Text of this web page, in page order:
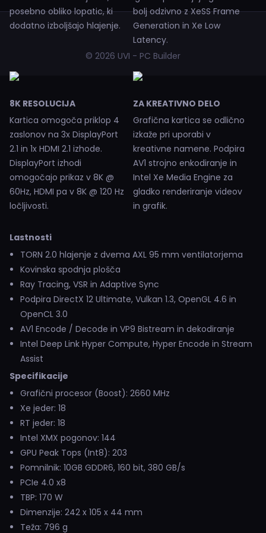
posebno obliko lopatic, ki
dodatno izboljšajo hlajenje.
bolj odzivno z XeSS Frame
Generation in Xe Low
Latency.
8K RESOLUCIJA
Kartica omogoča priklop 4
zaslonov na 3x DisplayPort
2.1 in 1x HDMI 2.1 izhode.
DisplayPort izhodi
omogočajo prikaz v 8K @
60Hz, HDMI pa v 8K @ 120 Hz
ločljivosti.
ZA KREATIVNO DELO
Grafična kartica se odlično
izkaže pri uporabi v
kreativne namene. Podpira
AV1 strojno enkodiranje in
Intel Xe Media Engine za
gladko renderiranje videov
in grafik.
Lastnosti
TORN 2.0 hlajenje z dvema AXL 95 mm ventilatorjema
Kovinska spodnja plošča
Ray Tracing, VSR in Adaptive Sync
Podpira DirectX 12 Ultimate, Vulkan 1.3, OpenGL 4.6 in
OpenCL 3.0
AV1 Encode / Decode in VP9 Bistream in dekodiranje
Intel Deep Link Hyper Compute, Hyper Encode in Stream
Assist
Specifikacije
Grafični procesor (Boost): 2660 MHz
Xe jeder: 18
RT jeder: 18
Intel XMX pogonov: 144
GPU Peak Tops (Int8): 203
Pomnilnik: 10GB GDDR6, 160 bit, 380 GB/s
PCIe 4.0 x8
TBP: 170 W
Dimenzije: 242 x 105 x 44 mm
Teža: 796 g
© 2026 UVI - PC Builder